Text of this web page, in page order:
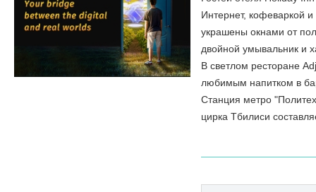
Интернет, кофеваркой
украшены окнами от
двойной умывальник и
В светлом ресторане
любимым напитком в
Станция метро
цирка Тбилиси